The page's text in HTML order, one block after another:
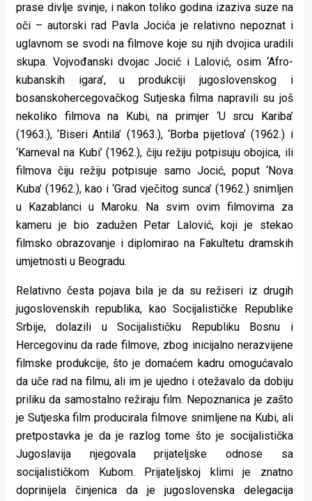
prase divlje svinje, i nakon toliko godina izaziva suze na
oči – autorski rad Pavla Jocića je relativno nepoznat i
uglavnom se svodi na filmove koje su njih dvojica uradili
skupa. Vojvođanski dvojac Jocić i Lalović, osim ‘Afro-
kubanskih igara’, u produkciji jugoslovenskog i
bosanskohercegovačkog Sutjeska filma napravili su još
nekoliko filmova na Kubi, na primjer ‘U srcu Kariba’
(1963.), ‘Biseri Antila’ (1963.), ‘Borba pijetlova’ (1962.) i
‘Karneval na Kubi’ (1962.), čiju režiju potpisuju obojica, ili
filmova čiju režiju potpisuje samo Jocić, poput ‘Nova
Kuba’ (1962.), kao i ‘Grad vječitog sunca’ (1962.) snimljen
u Kazablanci u Maroku. Na svim ovim filmovima za
kameru je bio zadužen Petar Lalović, koji je stekao
filmsko obrazovanje i diplomirao na Fakultetu dramskih
umjetnosti u Beogradu.
Relativno česta pojava bila je da su režiseri iz drugih
jugoslovenskih republika, kao Socijalističke Republike
Srbije, dolazili u Socijalističku Republiku Bosnu i
Hercegovinu da rade filmove, zbog inicijalno nerazvijene
filmske produkcije, što je domaćem kadru omogućavalo
da uče rad na filmu, ali im je ujedno i otežavalo da dobiju
priliku da samostalno režiraju film. Nepoznanica je zašto
je Sutjeska film producirala filmove snimljene na Kubi, ali
pretpostavka je da je razlog tome što je socijalistička
Jugoslavija njegovala prijateljske odnose sa
socijalističkom Kubom. Prijateljskoj klimi je znatno
doprinijela činjenica da je jugoslovenska delegacija